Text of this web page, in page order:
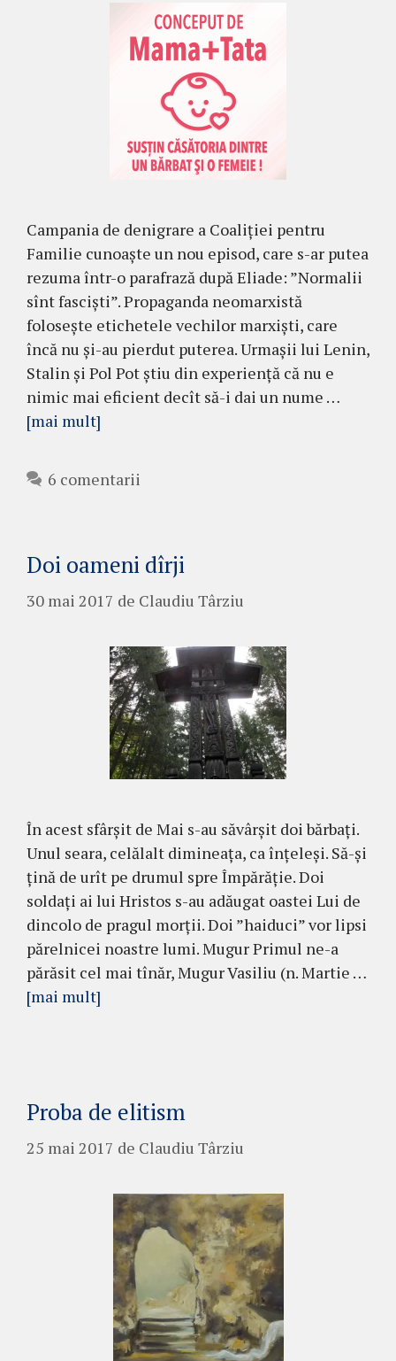
Campania de denigrare a Coaliției pentru
Familie cunoaște un nou episod, care s-ar putea
rezuma într-o parafrază după Eliade: ”Normalii
sînt fasciști”. Propaganda neomarxistă
folosește etichetele vechilor marxiști, care
încă nu și-au pierdut puterea. Urmașii lui Lenin,
Stalin și Pol Pot știu din experiență că nu e
nimic mai eficient decît să-i dai un nume …
[mai mult]
6 comentarii
Doi oameni dîrji
30 mai 2017 de Claudiu Târziu
În acest sfârșit de Mai s-au săvârșit doi bărbați.
Unul seara, celălalt dimineața, ca înțeleși. Să-și
țină de urît pe drumul spre Împărăție. Doi
soldați ai lui Hristos s-au adăugat oastei Lui de
dincolo de pragul morții. Doi ”haiduci” vor lipsi
părelnicei noastre lumi. Mugur Primul ne-a
părăsit cel mai tînăr, Mugur Vasiliu (n. Martie …
[mai mult]
Proba de elitism
25 mai 2017 de Claudiu Târziu